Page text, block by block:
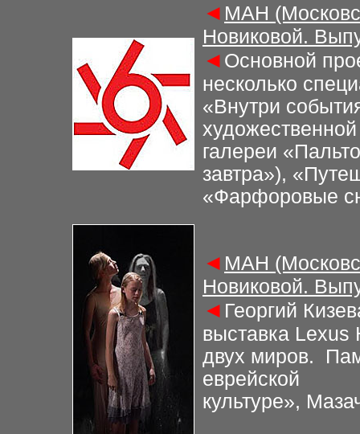
◄ МАН
Новиковой.
◄ Основной
несколько
«Внутри
галереи
завтра»),
«Фарфоровые
◄ МАН
Новиковой.
◄ Георгий
выставка
двух миров.
еврейской
культуре»,